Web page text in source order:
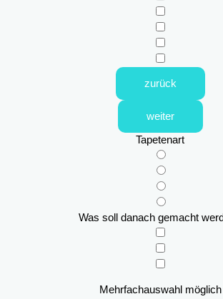
zurück
weiter
Tapetenart
Was soll danach gemacht
Mehrfachauswahl möglich